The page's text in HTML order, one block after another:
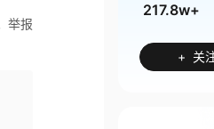
举报
217.8w+
+ 关